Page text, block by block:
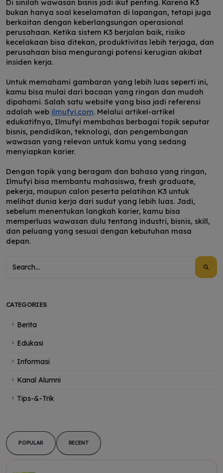
Di sinilah wawasan bisnis jadi ikut penting. Karena K3
bukan hanya soal keselamatan di lapangan, tetapi juga
berkaitan dengan keberlangsungan operasional
perusahaan. Ketika sistem K3 berjalan baik, risiko
kecelakaan bisa ditekan, produktivitas lebih terjaga, dan
perusahaan bisa mengurangi potensi kerugian akibat
insiden kerja.
Untuk memahami gambaran yang lebih luas seperti ini,
kamu bisa mulai dari bacaan yang ringan dan mudah
dipahami. Salah satu website yang bisa jadi referensi
adalah web ilmufyi.com. Melalui artikel-artikel
edukatifnya, Ilmufyi membahas berbagai topik seputar
bisnis, pendidikan, teknologi, dan pengembangan
wawasan yang relevan untuk kamu yang sedang
menyiapkan karier.
Dengan topik yang beragam dan bahasa yang ringan,
Ilmufyi bisa membantu mahasiswa, fresh graduate,
pekerja, maupun calon peserta pelatihan K3 untuk
melihat dunia kerja dari sudut yang lebih luas. Jadi,
sebelum menentukan langkah karier, kamu bisa
memperluas wawasan dulu tentang industri, bisnis, skill,
dan peluang yang sesuai dengan kebutuhan masa
depan.
CATEGORIES
Berita
Edukasi
Informasi
Kanal Alumni
Tips-&-Trik
POPULAR RECENT